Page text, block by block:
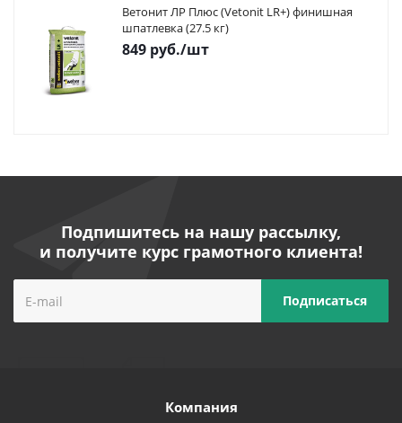
Ветонит ЛР Плюс (Vetonit LR+) финишная
шпатлевка (27.5 кг)
849 руб./шт
Подпишитесь на нашу рассылку,
и получите курс грамотного клиента!
Компания